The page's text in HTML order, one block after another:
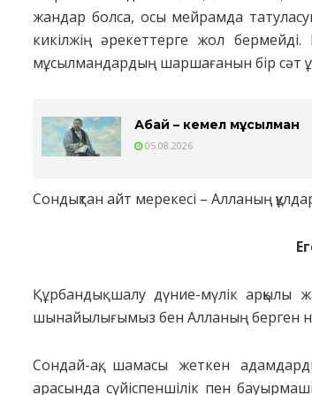
жандар болса, осы мейрамда
кикілжің әрекеттерге жол
мұсылмандардың шаршағанын бір сәт
Абай – кемел мұсылман
05.08.2026
Сондықтан айт мерекесі – Алланың
Құрбандық шалу дүние-мүлік арқылы
шынайылығымыз бен Алланың берген
Сондай-ақ, шамасы жеткен
арасында сүйіспеншілік пен